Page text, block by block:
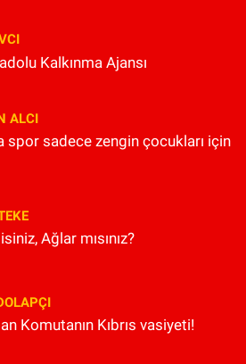
Kalkınma Ajansı
ALCI
spor sadece zengin çocukları için
Ağlar mısınız?
Komutanın Kıbrıs vasiyeti!